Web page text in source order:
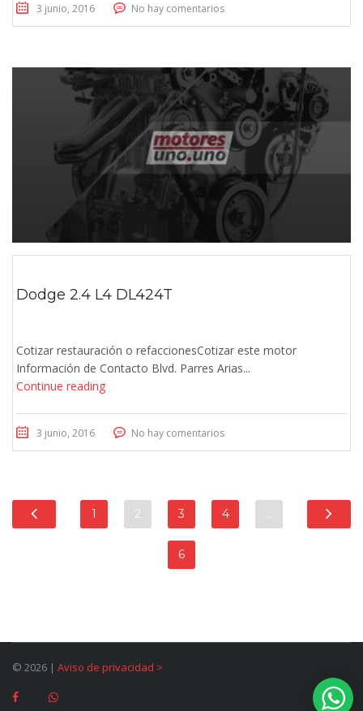
3 junio, 2016 No hay comentarios
Dodge 2.4 L4 DL424T
Cotizar restauración o refaccionesCotizar este motor
Información de Contacto Blvd. Parres Arias...
Continue reading
3 junio, 2016 No hay comentarios
1 2 3 4 …
6
© 2026 | Aviso de privacidad >